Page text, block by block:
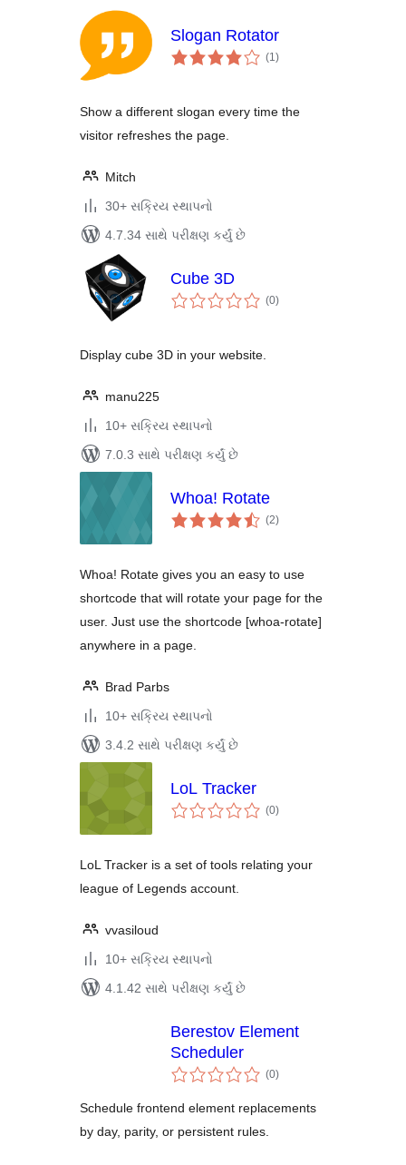
Slogan Rotator
(1કુલ
રેટિંગ્સ
)
Show a different slogan every time the
visitor refreshes the page.
Mitch
30+ સક્રિય સ્થાપનો
4.7.34 સાથે પરીક્ષણ કર્યું છે
Cube 3D
(0કુલ
રેટિંગ્સ
)
Display cube 3D in your website.
manu225
10+ સક્રિય સ્થાપનો
7.0.3 સાથે પરીક્ષણ કર્યું છે
Whoa! Rotate
(2કુલ
રેટિંગ્સ
)
Whoa! Rotate gives you an easy to use
shortcode that will rotate your page for the
user. Just use the shortcode [whoa-rotate]
anywhere in a page.
Brad Parbs
10+ સક્રિય સ્થાપનો
3.4.2 સાથે પરીક્ષણ કર્યું છે
LoL Tracker
(0કુલ
રેટિંગ્સ
)
LoL Tracker is a set of tools relating your
league of Legends account.
vvasiloud
10+ સક્રિય સ્થાપનો
4.1.42 સાથે પરીક્ષણ કર્યું છે
Berestov Element
Scheduler
(0કુલ
રેટિંગ્સ
)
Schedule frontend element replacements
by day, parity, or persistent rules.